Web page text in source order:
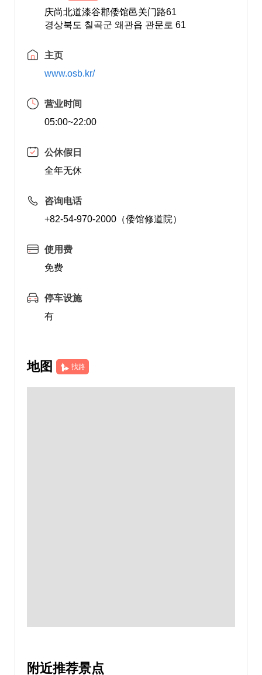
庆尚北道漆谷郡倭馆邑关门路61
경상북도 칠곡군 왜관읍 관문로 61
主页
www.osb.kr/
营业时间
05:00~22:00
公休假日
全年无休
咨询电话
+82-54-970-2000（倭馆修道院）
使用费
免费
停车设施
有
地图 找路
附近推荐景点